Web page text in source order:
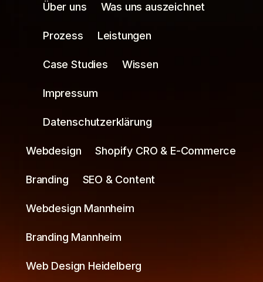
Über uns
Was uns auszeichnet
Prozess Leistungen
Case Studies Wissen
Impressum
Datenschutzerklärung
Webdesign Shopify CRO & E-Commerce
Branding SEO & Content
Webdesign Mannheim
Branding Mannheim
Web Design Heidelberg